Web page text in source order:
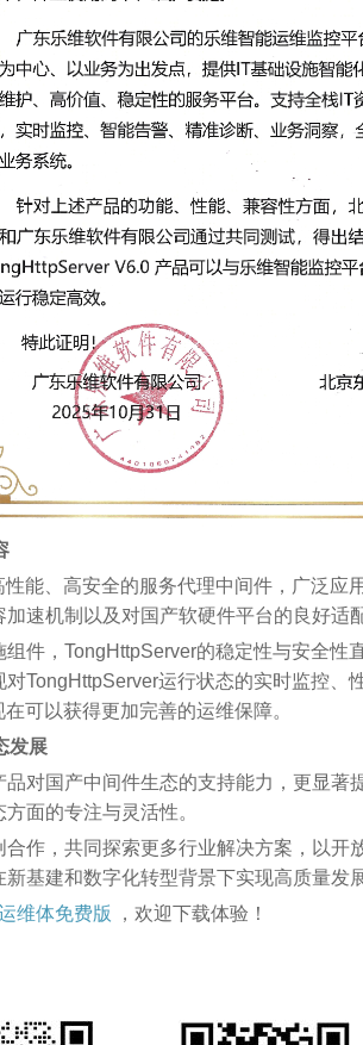
能、高安全的服务代理中间件，广泛
速机制以及对国产软硬件平台的良好适
件，TongHttpServer的稳定性与安全
TongHttpServer运行状态的实时监控
可以获得更加完善的运维保障。
发展
对国产中间件生态的支持能力，更显
面的专注与灵活性。
作，共同探索更多行业解决方案，以
基建和数字化转型背景下实现高质量发展
维体免费版 ，欢迎下载体验！